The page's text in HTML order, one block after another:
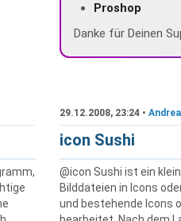
Proshop
Danke für Deinen
29.12.2008, 23:24 •
icon Sushi
@icon Sushi ist ein
Bilddateien in Icons
und bestehende Icons